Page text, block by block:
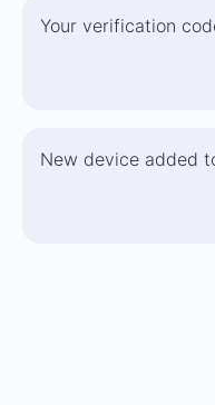
Your verification
New device added